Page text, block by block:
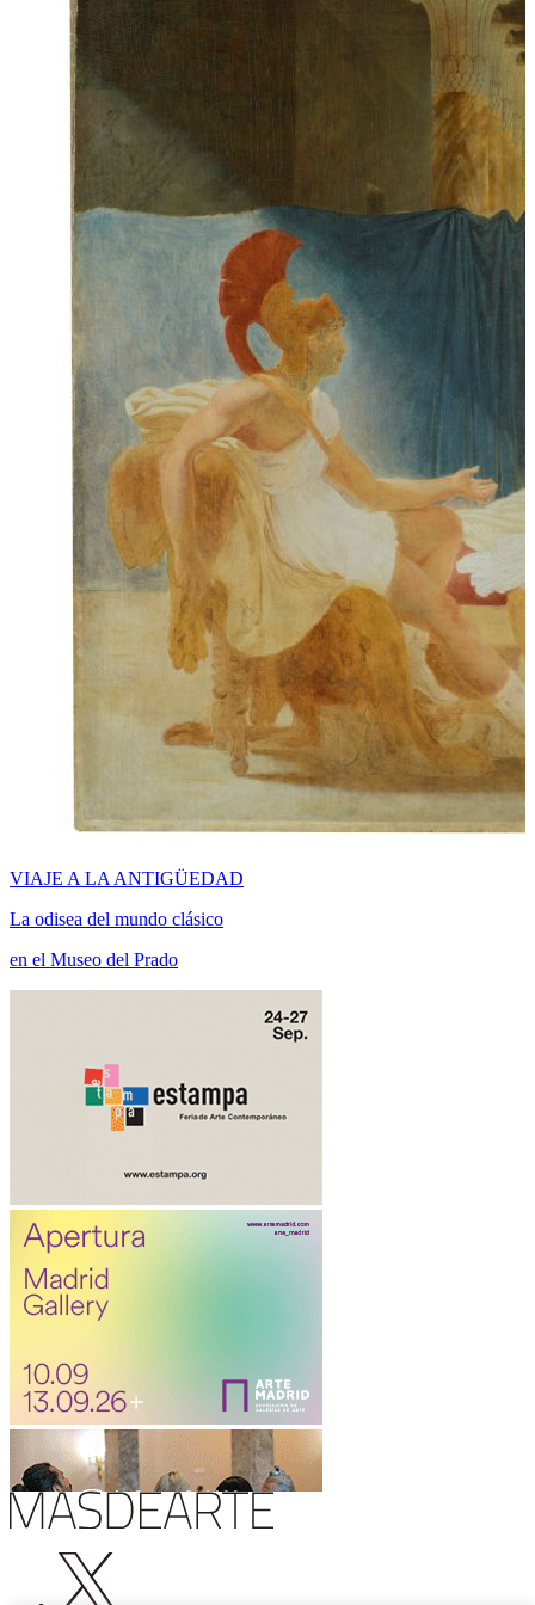
VIAJE A LA ANTIGÜEDAD
La odisea del mundo clásico
en el Museo del Prado